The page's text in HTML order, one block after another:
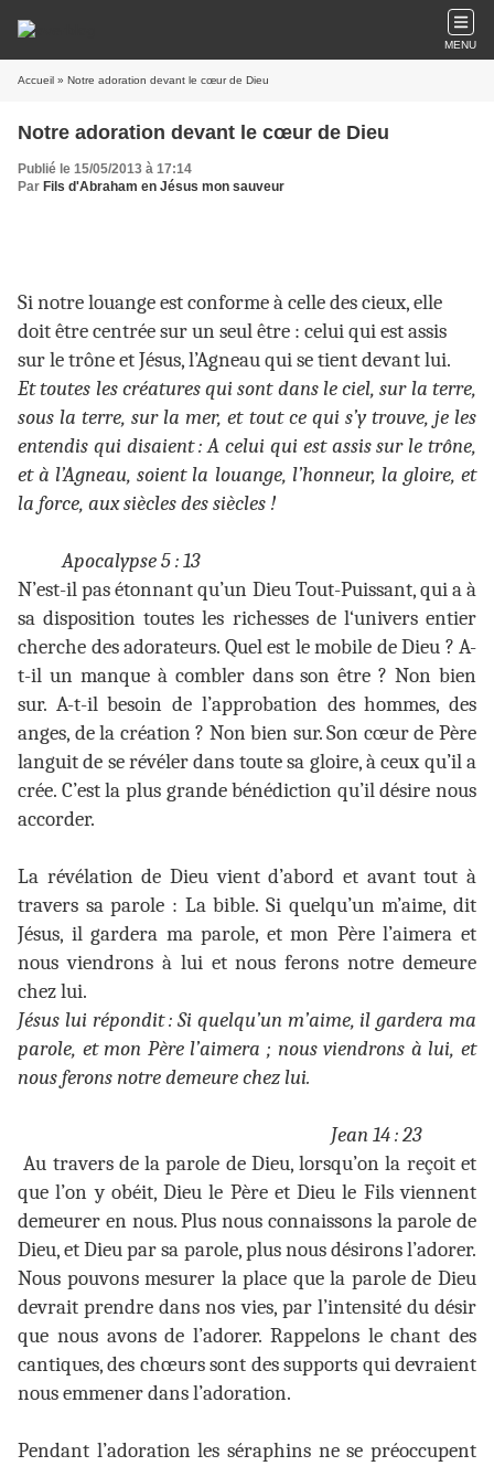
MENU
Accueil » Notre adoration devant le cœur de Dieu
Notre adoration devant le cœur de Dieu
Publié le 15/05/2013 à 17:14
Par Fils d'Abraham en Jésus mon sauveur
Si notre louange est conforme à celle des cieux, elle
doit être centrée sur un seul être : celui qui est assis
sur le trône et Jésus, l’Agneau qui se tient devant lui.
Et toutes les créatures qui sont dans le ciel, sur la terre,
sous la terre, sur la mer, et tout ce qui s’y trouve, je les
entendis qui disaient : A celui qui est assis sur le trône,
et à l’Agneau, soient la louange, l’honneur, la gloire, et
la force, aux siècles des siècles !
Apocalypse 5 : 13
N’est-il pas étonnant qu’un Dieu Tout-Puissant, qui a à
sa disposition toutes les richesses de l‘univers entier
cherche des adorateurs. Quel est le mobile de Dieu ? A-
t-il un manque à combler dans son être ? Non bien
sur. A-t-il besoin de l’approbation des hommes, des
anges, de la création ? Non bien sur. Son cœur de Père
languit de se révéler dans toute sa gloire, à ceux qu’il a
crée. C’est la plus grande bénédiction qu’il désire nous
accorder.
La révélation de Dieu vient d’abord et avant tout à
travers sa parole : La bible. Si quelqu’un m’aime, dit
Jésus, il gardera ma parole, et mon Père l’aimera et
nous viendrons à lui et nous ferons notre demeure
chez lui.
Jésus lui répondit : Si quelqu’un m’aime, il gardera ma
parole, et mon Père l’aimera ; nous viendrons à lui, et
nous ferons notre demeure chez lui.
Jean 14 : 23
Au travers de la parole de Dieu, lorsqu’on la reçoit et
que l’on y obéit, Dieu le Père et Dieu le Fils viennent
demeurer en nous. Plus nous connaissons la parole de
Dieu, et Dieu par sa parole, plus nous désirons l’adorer.
Nous pouvons mesurer la place que la parole de Dieu
devrait prendre dans nos vies, par l’intensité du désir
que nous avons de l’adorer. Rappelons le chant des
cantiques, des chœurs sont des supports qui devraient
nous emmener dans l’adoration.
Pendant l’adoration les séraphins ne se préoccupent